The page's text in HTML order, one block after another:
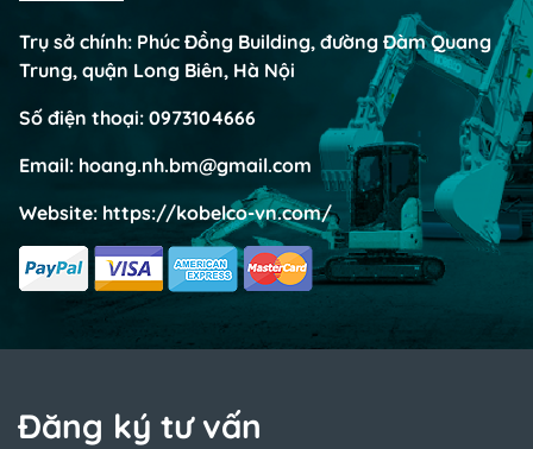
Trụ sở chính: Phúc Đồng Building, đường Đàm Quang
Trung, quận Long Biên, Hà Nội
Số điện thoại: 0973104666
Email: hoang.nh.bm@gmail.com
Website: https://kobelco-vn.com/
Đăng ký tư vấn